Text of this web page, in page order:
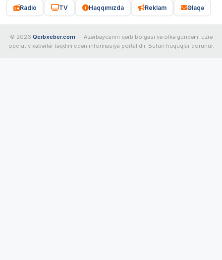
Radio TV Haqqımızda Reklam Əlaqə
© 2026 Qerbxeber.com — Azərbaycanın qərb bölgəsi və ölkə gündəmi üzrə
operativ xəbərlər təqdim edən informasiya portalıdır. Bütün hüquqlar qorunur.